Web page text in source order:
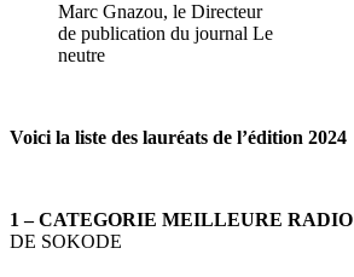
Marc Gnazou, le Directeur
de publication du journal Le
neutre
Voici la liste des lauréats de l’édition 2024
1 – CATEGORIE MEILLEURE RADIO
DE SOKODE